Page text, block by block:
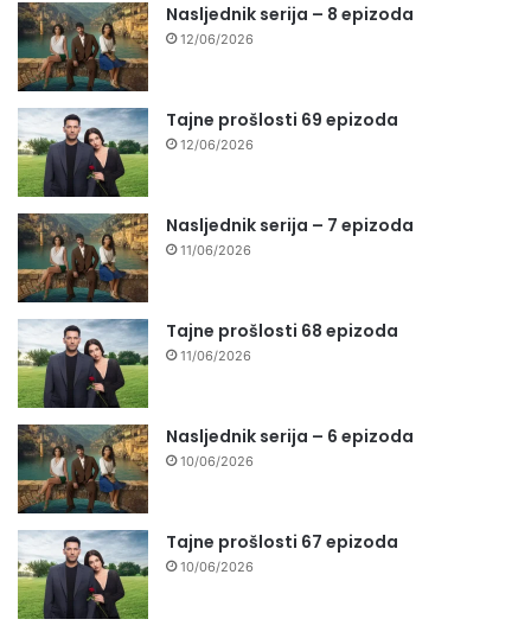
Nasljednik serija – 8 epizoda
12/06/2026
Tajne prošlosti 69 epizoda
12/06/2026
Nasljednik serija – 7 epizoda
11/06/2026
Tajne prošlosti 68 epizoda
11/06/2026
Nasljednik serija – 6 epizoda
10/06/2026
Tajne prošlosti 67 epizoda
10/06/2026